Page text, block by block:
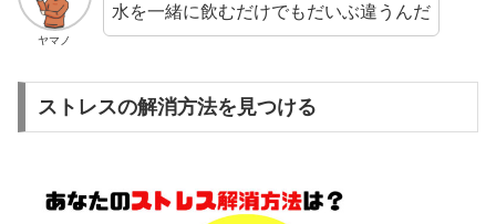
ヤマノ
水を一緒に飲むだけでもだいぶ違うんだ
ストレスの解消方法を見つける